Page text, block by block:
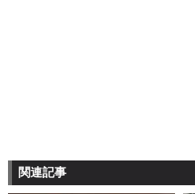
関連記事